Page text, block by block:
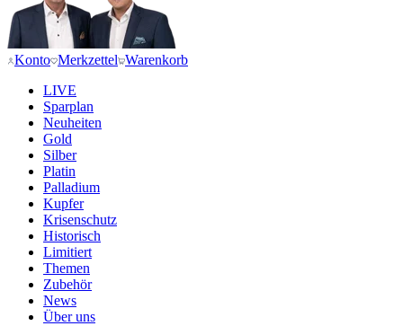
Konto Merkzettel Warenkorb
LIVE
Sparplan
Neuheiten
Gold
Silber
Platin
Palladium
Kupfer
Krisenschutz
Historisch
Limitiert
Themen
Zubehör
News
Über uns